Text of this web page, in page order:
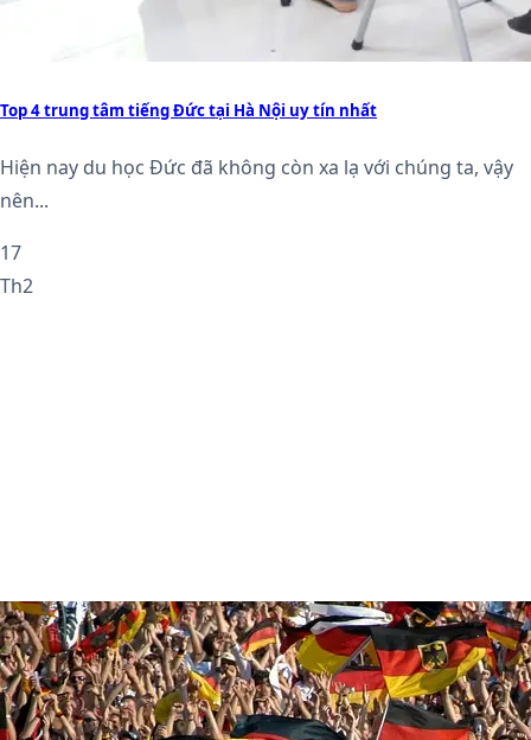
Top 4 trung tâm tiếng Đức tại Hà Nội uy tín nhất
Hiện nay du học Đức đã không còn xa lạ với chúng ta, vậy
nên...
17
Th2